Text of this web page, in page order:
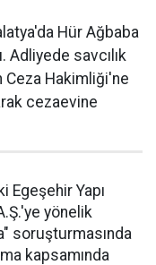
Hür Ağbaba
Adliyede savcılık
Ceza Hakimliği'ne
cezaevine
Yapı
yönelik
soruşturmasında
kapsamında